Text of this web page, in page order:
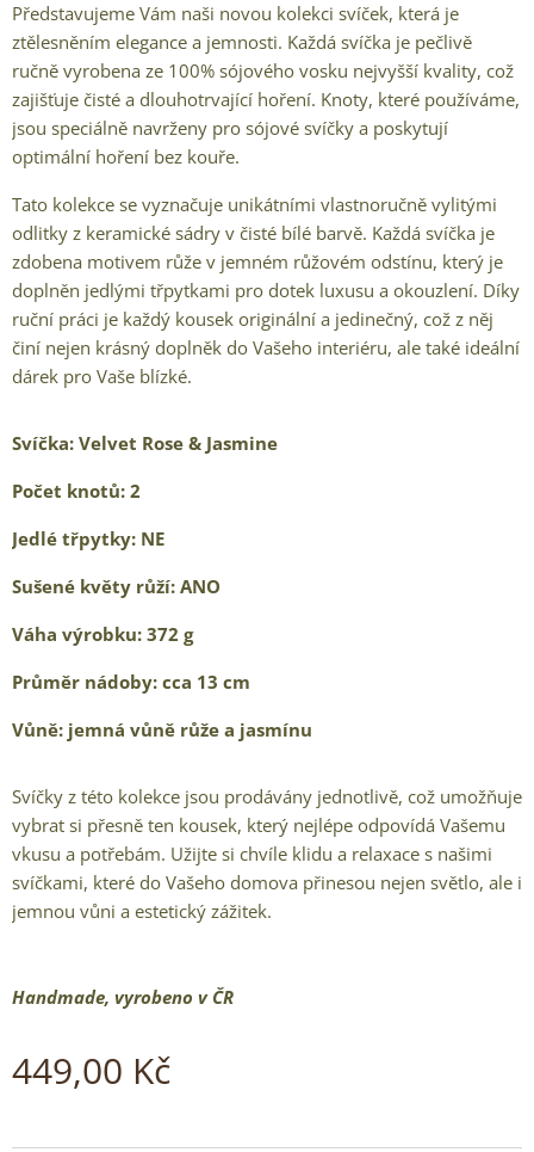
Představujeme Vám naši novou kolekci svíček, která je
ztělesněním elegance a jemnosti. Každá svíčka je pečlivě
ručně vyrobena ze 100% sójového vosku nejvyšší kvality, což
zajišťuje čisté a dlouhotrvající hoření. Knoty, které používáme,
jsou speciálně navrženy pro sójové svíčky a poskytují
optimální hoření bez kouře.
Tato kolekce se vyznačuje unikátními vlastnoručně vylitými
odlitky z keramické sádry v čisté bílé barvě. Každá svíčka je
zdobena motivem růže v jemném růžovém odstínu, který je
doplněn jedlými třpytkami pro dotek luxusu a okouzlení. Díky
ruční práci je každý kousek originální a jedinečný, což z něj
činí nejen krásný doplněk do Vašeho interiéru, ale také ideální
dárek pro Vaše blízké.
Svíčka: Velvet Rose & Jasmine
Počet knotů: 2
Jedlé třpytky: NE
Sušené květy růží: ANO
Váha výrobku: 372 g
Průměr nádoby: cca 13 cm
Vůně: jemná vůně růže a jasmínu
Svíčky z této kolekce jsou prodávány jednotlivě, což umožňuje
vybrat si přesně ten kousek, který nejlépe odpovídá Vašemu
vkusu a potřebám. Užijte si chvíle klidu a relaxace s našimi
svíčkami, které do Vašeho domova přinesou nejen světlo, ale i
jemnou vůni a estetický zážitek.
Handmade, vyrobeno v ČR
449,00 Kč